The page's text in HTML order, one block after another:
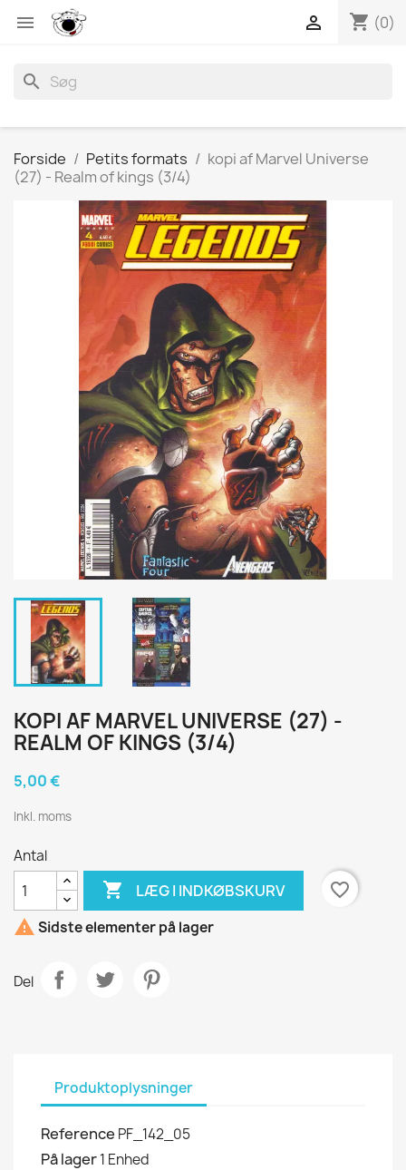
 shopping_cart (0)

search
Forside Petits formats
kopi af Marvel Universe
(27) - Realm of kings (3/4)
KOPI AF MARVEL UNIVERSE (27) -
REALM OF KINGS (3/4)
5,00 €
Inkl. moms
Antal
 LÆG I INDKØBSKURV
favorite_border
 Sidste elementer på lager
Del
Produktoplysninger
Reference PF_142_05
På lager1 Enhed